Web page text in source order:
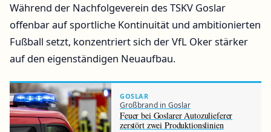
Während der Nachfolgeverein des TSKV Goslar
offenbar auf sportliche Kontinuität und ambitionierten
Fußball setzt, konzentriert sich der VfL Oker stärker
auf den eigenständigen Neuaufbau.
GOSLAR
Großbrand in Goslar
Feuer bei Goslarer Autozulieferer
zerstört zwei Produktionslinien